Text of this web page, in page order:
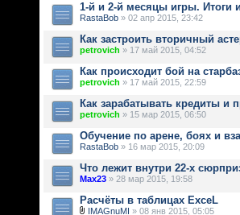
1-й и 2-й месяцы игры.
RastaBob » 02 апр 2015, 23:42
Как застроить вторичный
petrovich » 17 май 2015, 04:52
Как происходит бой на
petrovich » 17 май 2015, 22:59
Как зарабатывать кредиты и
petrovich » 15 мар 2015, 06:50
Обучение по арене, боях и
RastaBob » 16 мар 2015, 20:09
Что лежит внутри 22-х
Max23 » 28 мар 2015, 19:58
Расчёты в таблицах ExceL
IMAGnuMI » 08 янв 2015, 05:05